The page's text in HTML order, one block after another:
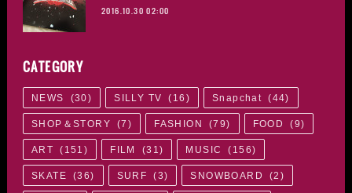
2016.10.30 02:00
CATEGORY
NEWS (30) SILLY TV ( 16 ) Snapchat (44)
SHOP＆STORY (7 ) FASHION (79) FOOD (9)
ART ( 151 ) FILM (31 ) MUSIC ( 156)
SKATE (36) SURF (3) SNOWBOARD (2 )